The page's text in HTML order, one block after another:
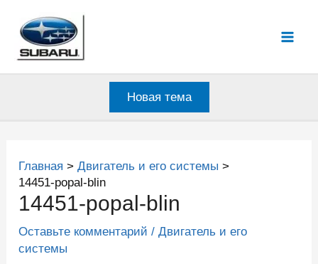
содержимому
Новая тема
Главная
Двигатель и его системы
14451-popal-blin
14451-popal-blin
Оставьте комментарий /Двигатель и его
системы